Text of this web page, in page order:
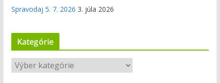
Spravodaj 5. 7. 2026 3. júla 2026
Kategórie
K